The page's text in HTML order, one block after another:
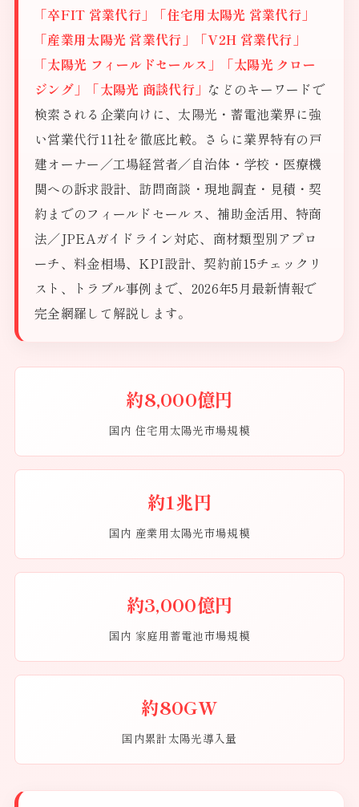
「卒FIT 営業代行」「住宅用太陽光 営業代行」
「産業用太陽光 営業代行」「V2H 営業代行」
「太陽光 フィールドセールス」「太陽光 クロー
ジング」「太陽光 商談代行」 などのキーワードで
検索される企業向けに、太陽光・蓄電池業界に強
い営業代行11社を徹底比較。さらに業界特有の戸
建オーナー／工場経営者／自治体・学校・医療機
関への訴求設計、訪問商談・現地調査・見積・契
約までのフィールドセールス、補助金活用、特商
法／JPEAガイドライン対応、商材類型別アプロ
ーチ、料金相場、KPI設計、契約前15チェックリ
スト、トラブル事例まで、2026年5月最新情報で
完全網羅して解説します。
約8,000億円
国内 住宅用太陽光市場規模
約1兆円
国内 産業用太陽光市場規模
約3,000億円
国内 家庭用蓄電池市場規模
約80GW
国内累計太陽光導入量